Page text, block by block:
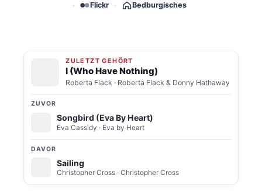
Flickr Bedburgisches
ZULETZT GEHÖRT
I (Who Have Nothing)
Roberta Flack · Roberta Flack & Donny Hathaway
ZUVOR
Songbird (Eva By Heart)
Eva Cassidy · Eva by Heart
DAVOR
Sailing
Christopher Cross · Christopher Cross